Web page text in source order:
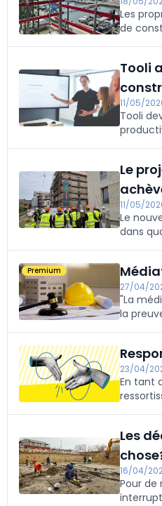
Les
de
signifie
Tooli
11/05/
Tooli
Le
11/05/
Le
dans
Premium
27/04/
"La
la
23/04/
En tant
Les
16/04/
Pour